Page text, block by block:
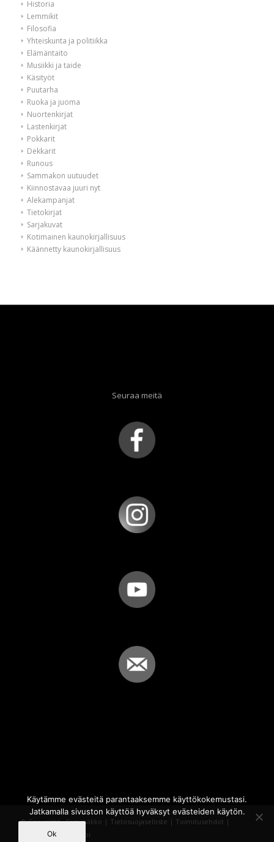
Historia
Lemmikit
Filosofia
Yhteiskunta ja politiikka
Elämäntaito
Musiikki ja taide
Käsityöt
Puutarha
Ruoka ja juoma
Nuortenkirjat
Lastenkirjat
Pokkarit
Dekkarit
Runous
Sammakon uutuudet
Kiinnostavaa juuri nyt
Alekampanjat
Tietokirjat
Sarjakuvat
Kotimainen kaunokirjallisuus
Käännetty kaunokirjallisuus
Seuraa meitä
© Copyright - Sammakko | Tietosuojaseloste | Toimitusehdot |
Powered by
iQWebbi
Käytämme evästeitä parantaaksemme käyttökokemustasi.
Jatkamalla sivuston käyttöä hyväksyt evästeiden käytön.
Ok